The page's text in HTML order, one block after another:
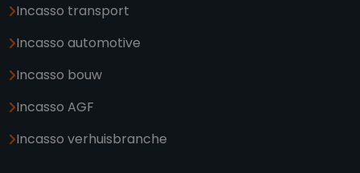
Incasso transport
Incasso automotive
Incasso bouw
Incasso AGF
Incasso verhuisbranche